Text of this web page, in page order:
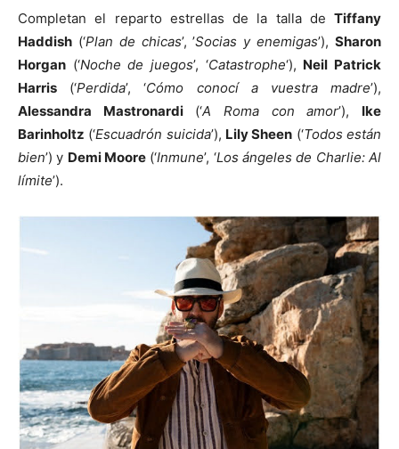
Completan el reparto estrellas de la talla de Tiffany
Haddish (‘Plan de chicas’, ’Socias y enemigas’),Sharon
Horgan (‘Noche de juegos’, ‘Catastrophe‘), Neil Patrick
Harris (‘Perdida’, ‘Cómo conocí a vuestra madre’),
Alessandra Mastronardi(‘A Roma con amor’), Ike
Barinholtz (‘Escuadrón suicida’), Lily Sheen (‘Todos están
bien’) y Demi Moore (‘Inmune’, ‘Los ángeles de Charlie: Al
límite’).